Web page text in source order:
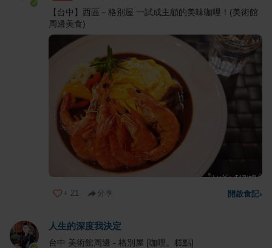
【台中】西區－格別屋 一試成主顧的美味咖哩！(美術館
周邊美食)
+ 21 分享 開啟食記›
人生的深度我決定
台中 美術館周邊 - 格別屋 [咖哩。糕點]